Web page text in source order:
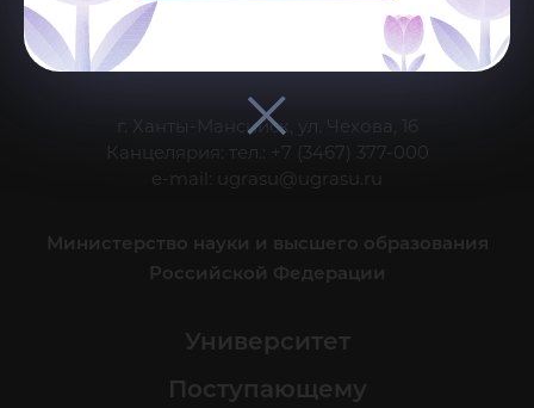
Сведения об образовательной организации
г. Ханты-Мансийск, ул. Чехова, 16
Канцелярия: тел.: +7 (3467) 377-000
e-mail: ugrasu@ugrasu.ru
Министерство науки и высшего образования
Российской Федерации
Университет
Поступающему